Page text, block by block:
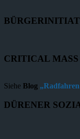
CRITICAL MASS
Siehe Blog
DÜRENER